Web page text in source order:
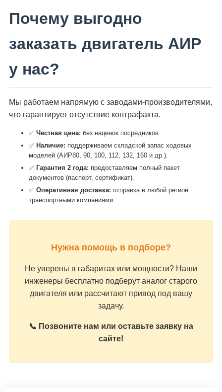
Почему выгодно
заказать двигатель АИР
у нас?
Мы работаем напрямую с заводами-производителями,
что гарантирует отсутствие контрафакта.
✅ Честная цена: без наценок посредников.
✅ Наличие: поддерживаем складской запас ходовых
моделей (АИР80, 90, 100, 112, 132, 160 и др.).
✅ Гарантия 2 года: предоставляем полный пакет
документов (паспорт, сертификат).
✅ Оперативная доставка: отправка в любой регион
транспортными компаниями.
Нужна помощь в подборе?
Не уверены в габаритах или мощности? Наши
инженеры бесплатно подберут аналог старого
двигателя или рассчитают привод под вашу
задачу.
📞 Позвоните нам или оставьте заявку на
сайте!